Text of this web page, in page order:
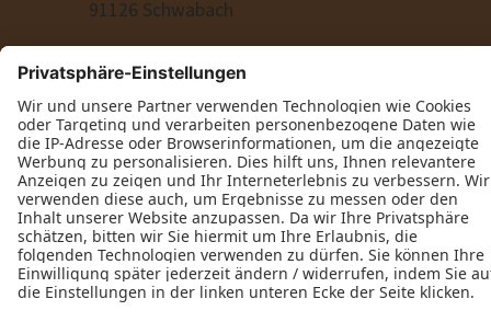
91126 Schwabach
E-Mail schreiben
Öffnungszeiten
Montag: Nach Absprache
Dienstag: 09:00–14:30 Uhr